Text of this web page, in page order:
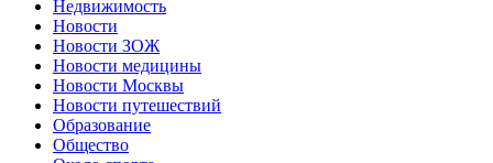
Недвижимость
Новости
Новости ЗОЖ
Новости медицины
Новости Москвы
Новости путешествий
Образование
Общество